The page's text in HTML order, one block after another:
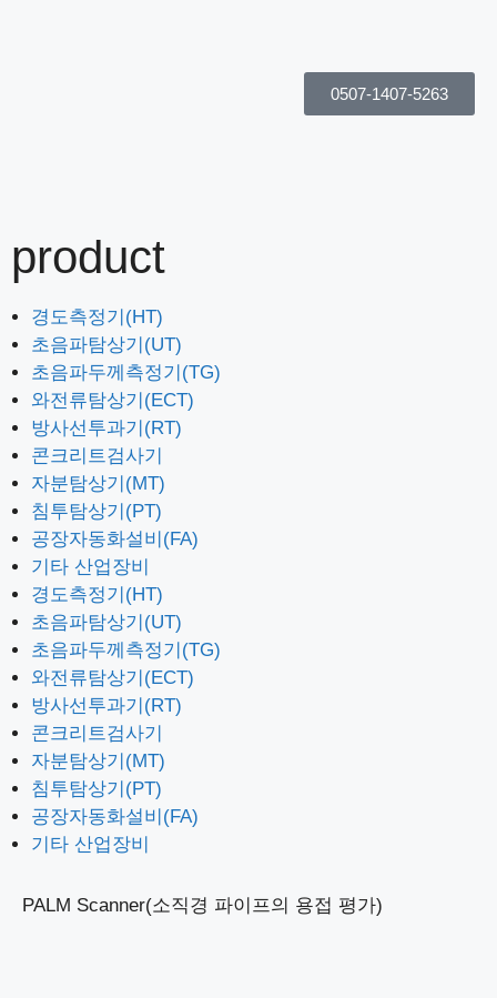
0507-1407-5263
product
경도측정기(HT)
초음파탐상기(UT)
초음파두께측정기(TG)
와전류탐상기(ECT)
방사선투과기(RT)
콘크리트검사기
자분탐상기(MT)
침투탐상기(PT)
공장자동화설비(FA)
기타 산업장비
경도측정기(HT)
초음파탐상기(UT)
초음파두께측정기(TG)
와전류탐상기(ECT)
방사선투과기(RT)
콘크리트검사기
자분탐상기(MT)
침투탐상기(PT)
공장자동화설비(FA)
기타 산업장비
PALM Scanner(소직경 파이프의 용접 평가)